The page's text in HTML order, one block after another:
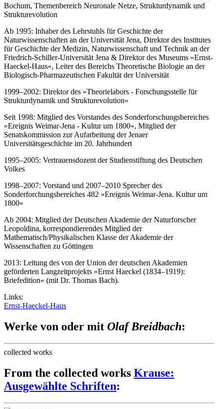
Bochum, Themenbereich Neuronale Netze, Strukturdynamik und
Strukturevolution
Ab 1995: Inhaber des Lehrstuhls für Geschichte der
Naturwissenschaften an der Universität Jena, Direktor des Institutes
für Geschichte der Medizin, Naturwissenschaft und Technik an der
Friedrich-Schiller-Universität Jena & Direktor des Museums »Ernst-
Haeckel-Haus«, Leiter des Bereichs Theoretische Biologie an der
Biologisch-Pharmazeutischen Fakultät der Universität
1999–2002: Direktor des »Theorielabors - Forschungsstelle für
Strukturdynamik und Strukturevolution«
Seit 1998: Mitglied des Vorstandes des Sonderforschungsbereiches
»Ereignis Weimar-Jena - Kultur um 1800«, Mitglied der
Senatskommission zur Aufarbeitung der Jenaer
Universitätsgeschichte im 20. Jahrhundert
1995–2005: Vertrauensdozent der Studienstiftung des Deutschen
Volkes
1998–2007: Vorstand und 2007–2010 Sprecher des
Sonderforchungsbereiches 482 »Ereignis Weimar-Jena. Kultur um
1800«
Ab 2004: Mitglied der Deutschen Akademie der Naturforscher
Leopoldina, korrespondierendes Mitglied der
Mathematisch/Physikalischen Klasse der Akademie der
Wissenschaften zu Göttingen
2013: Leitung des von der Union der deutschen Akademien
geförderten Langzeitprojekts »Ernst Haeckel (1834–1919):
Briefedition« (mit Dr. Thomas Bach).
Links:
Ernst-Haeckel-Haus
Werke von oder mit Olaf Breidbach:
collected works
From the collected works Krause:
Ausgewählte Schriften: